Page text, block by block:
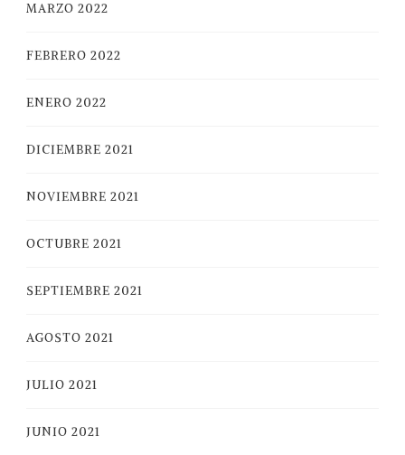
MARZO 2022
FEBRERO 2022
ENERO 2022
DICIEMBRE 2021
NOVIEMBRE 2021
OCTUBRE 2021
SEPTIEMBRE 2021
AGOSTO 2021
JULIO 2021
JUNIO 2021